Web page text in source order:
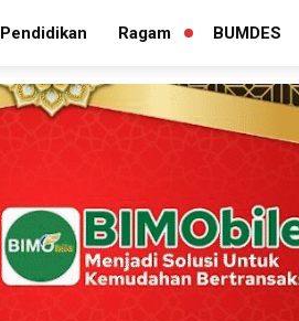
Pendidikan Ragam
PERLUAS
BUMDES